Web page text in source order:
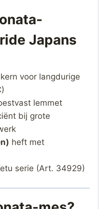
Japans
kern voor langdurige
lemmet
bij grote
heft met
serie (Art. 34929)